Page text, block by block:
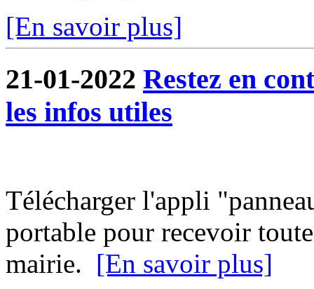
[En savoir plus]
21-01-2022 Restez en
les infos utiles
Télécharger l'appli
portable pour recevoir
mairie. [En savoir plus]